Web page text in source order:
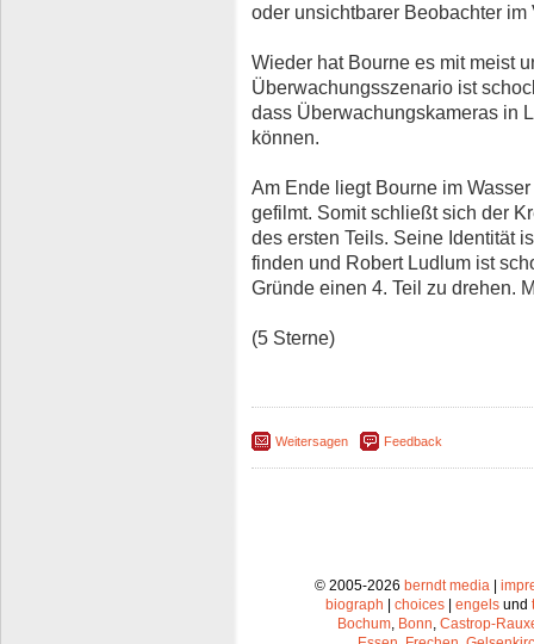
oder unsichtbarer Beobachter im
Wieder hat Bourne es mit meist
Überwachungsszenario ist
dass Überwachungskameras in
können.
Am Ende liegt Bourne im
gefilmt. Somit schließt sich der
des ersten Teils. Seine Identität
finden und Robert Ludlum ist
Gründe einen 4. Teil zu drehen.
(5 Sterne)
Weitersagen Feedback
© 2005-2026 berndt media |
biograph | choices | engels und
Bochum Bonn Castrop-